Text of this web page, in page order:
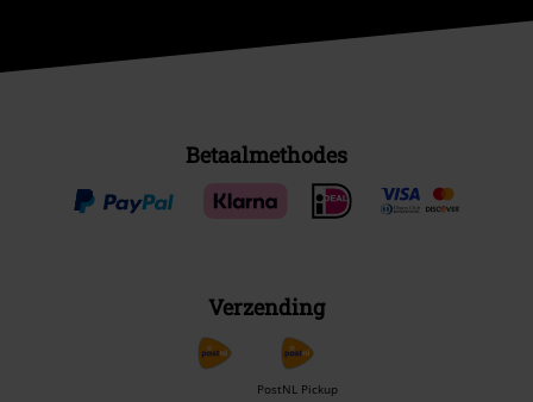
Betaalmethodes
Verzending
PostNL Pickup